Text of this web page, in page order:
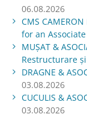
06.08.2026
CMS
for an
MUŞAT &
Restructurare
DRAGNE &
03.08.2026
CUCULIS &
03.08.2026